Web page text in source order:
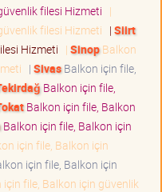
filesi Hizmeti |
filesi Hizmeti | Siirt
Hizmeti | SinopBalkon
| SivasBalkon için file,
Balkon için file,
Balkon için file, Balkon
Balkon için file, Balkon için
için file, Balkon için
için file, Balkon için
file, Balkon için güvenlik